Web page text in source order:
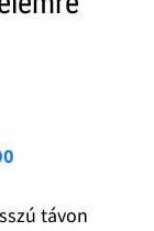
távon